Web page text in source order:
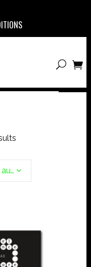
Tri du plus récent au plus ancien